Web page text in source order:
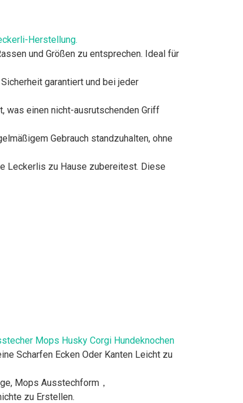
Herstellung.​
und Größen zu entsprechen. Ideal für
garantiert und bei jeder
was einen nicht-ausrutschenden Griff
Gebrauch standzuhalten, ohne
Leckerlis zu Hause zubereitest. Diese
Mops Husky Corgi Hundeknochen
Scharfen Ecken Oder Kanten Leicht zu
Mops Ausstechform，
zu Erstellen.